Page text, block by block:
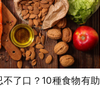
了口？10種食物有助